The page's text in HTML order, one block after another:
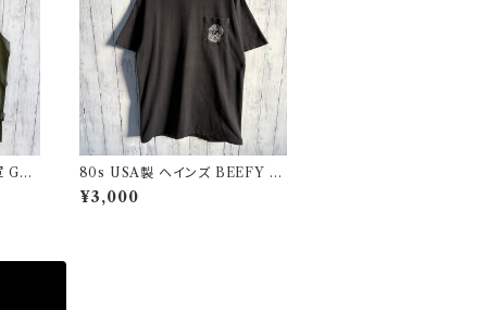
GA
ロ
80s USA製 ヘインズ BEEFY シ
ングルステッチTシャツ ヴィンテー
ジTシャツ ポケT
¥3,000